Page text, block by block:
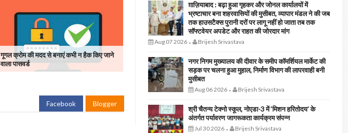
गूगल क्रोम की मदद से बनाएं कभी न हैक किए जाने
वाला पासवर्ड
Facebook Blogger
ग़ाज़ियाबाद : बढ़ा हुआ गृहकर और जोनल कार्यालयों में
भ्रष्टाचार बना शहरवासियों की मुसीबत, व्यापार मंडल ने की जब
तक हाउसटैक्स पुरानी दरों पर लागू नहीं हो जाता तब तक
सॉफ्टवेयर अपडेट और राहत की जोरदार मांग
Aug 07 2026- Brijesh Srivastava
नगर निगम मुख्यालय की दीवार के समीप कॉमर्शियल मार्केट की
सड़क पर चलना हुआ मुहाल, निर्माण विभाग की लापरवाही बनी
मुसीबत
Aug 06 2026- Brijesh Srivastava
श्री चैतन्य टेक्नो स्कूल, नोएडा-3 में ‘मिशन हरितोदय’ के
अंतर्गत पर्यावरण जागरूकता कार्यक्रम संपन्न
Jul 30 2026- Brijesh Srivastava